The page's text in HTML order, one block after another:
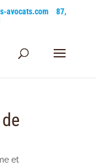
avocats.com
87,
et